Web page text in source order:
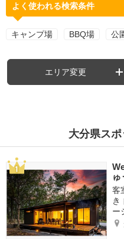
よく使われる検索条件
キャンプ場 BBQ場 公
エリア変更
大分県ス
ゅ
客
き
ー